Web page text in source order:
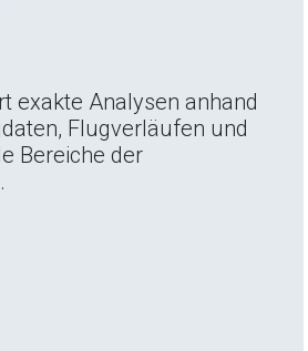
exakte Analysen anhand
Flugverläufen und
Bereiche der